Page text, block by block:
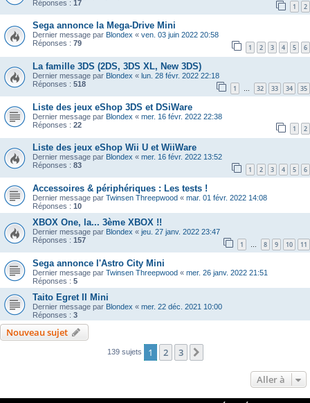
Réponses : 17 1 2
Sega annonce la Mega-Drive Mini
Dernier message par Blondex « ven. 03 juin 2022 20:58
Réponses : 79 1 2 3 4 5 6
La famille 3DS (2DS, 3DS XL, New 3DS)
Dernier message par Blondex « lun. 28 févr. 2022 22:18
Réponses : 518 1 … 32 33 34 35
Liste des jeux eShop 3DS et DSiWare
Dernier message par Blondex « mer. 16 févr. 2022 22:38
Réponses : 22 1 2
Liste des jeux eShop Wii U et WiiWare
Dernier message par Blondex « mer. 16 févr. 2022 13:52
Réponses : 83 1 2 3 4 5 6
Accessoires & périphériques : Les tests !
Dernier message par Twinsen Threepwood « mar. 01 févr. 2022 14:08
Réponses : 10
XBOX One, la... 3ème XBOX !!
Dernier message par Blondex « jeu. 27 janv. 2022 23:47
Réponses : 157 1 … 8 9 10 11
Sega annonce l'Astro City Mini
Dernier message par Twinsen Threepwood « mer. 26 janv. 2022 21:51
Réponses : 5
Taito Egret II Mini
Dernier message par Blondex « mer. 22 déc. 2021 10:00
Réponses : 3
Nouveau sujet
139 sujets 1 2 3
Aller à